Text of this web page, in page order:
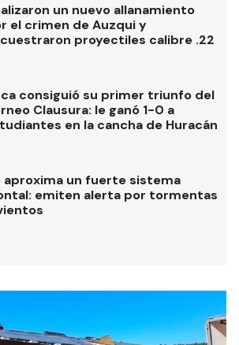
un nuevo allanamiento
el crimen de Auzqui y
proyectiles calibre .22
consiguió su primer triunfo del
Clausura: le ganó 1-0 a
en la cancha de Huracán
aproxima un fuerte sistema
emiten alerta por tormentas